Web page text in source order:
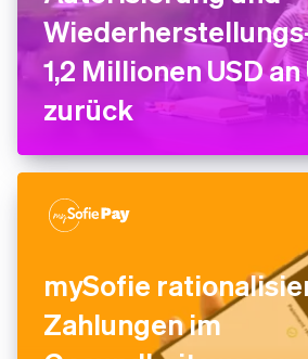
1,2 Millionen USD
zurück
mySofie
Zahlungen im